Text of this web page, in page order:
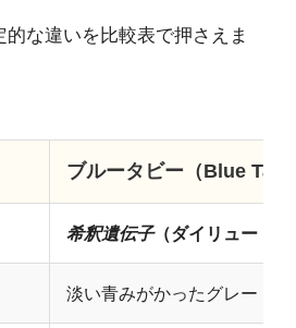
的な違いを比較表で押さえま
ブルータビー（Blue
希釈遺伝子（ダイリュート）
淡い青みがかったグレー（